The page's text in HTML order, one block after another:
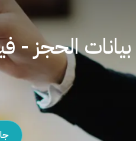
بيانات الحجز -